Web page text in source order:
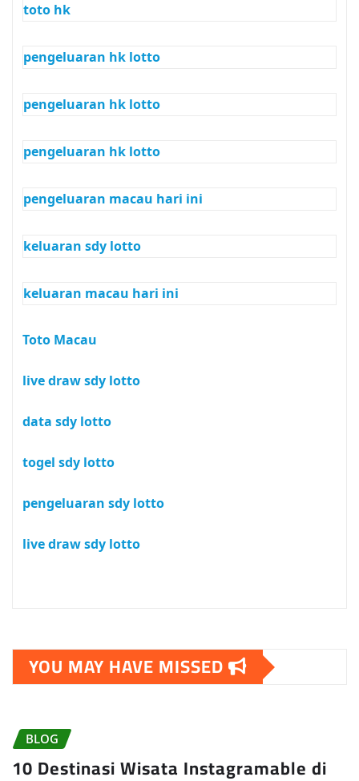
toto hk
pengeluaran hk lotto
pengeluaran hk lotto
pengeluaran hk lotto
pengeluaran macau hari ini
keluaran sdy lotto
keluaran macau hari ini
Toto Macau
live draw sdy lotto
data sdy lotto
togel sdy lotto
pengeluaran sdy lotto
live draw sdy lotto
YOU MAY HAVE MISSED
BLOG
10 Destinasi Wisata Instagramable di